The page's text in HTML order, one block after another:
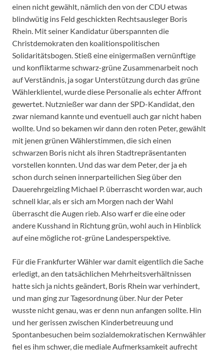
einen nicht gewählt, nämlich den von der CDU etwas
blindwütig ins Feld geschickten Rechtsausleger Boris
Rhein. Mit seiner Kandidatur überspannten die
Christdemokraten den koalitionspolitischen
Solidaritätsbogen. Stieß eine einigermaßen vernünftige
und konfliktarme schwarz-grüne Zusammenarbeit noch
auf Verständnis, ja sogar Unterstützung durch das grüne
Wählerklientel, wurde diese Personalie als echter Affront
gewertet. Nutznießer war dann der SPD-Kandidat, den
zwar niemand kannte und eventuell auch gar nicht haben
wollte. Und so bekamen wir dann den roten Peter, gewählt
mit jenen grünen Wählerstimmen, die sich einen
schwarzen Boris nicht als ihren Stadtrepräsentanten
vorstellen konnten. Und das war dem Peter, der ja eh
schon durch seinen innerparteilichen Sieg über den
Dauerehrgeizling Michael P. überrascht worden war, auch
schnell klar, als er sich am Morgen nach der Wahl
überrascht die Augen rieb. Also warf er die eine oder
andere Kusshand in Richtung grün, wohl auch in Hinblick
auf eine mögliche rot-grüne Landesperspektive.
Für die Frankfurter Wähler war damit eigentlich die Sache
erledigt, an den tatsächlichen Mehrheitsverhältnissen
hatte sich ja nichts geändert, Boris Rhein war verhindert,
und man ging zur Tagesordnung über. Nur der Peter
wusste nicht genau, was er denn nun anfangen sollte. Hin
und her gerissen zwischen Kinderbetreuung und
Spontanbesuchen beim sozialdemokratischen Kernwähler
fiel es ihm schwer, die mediale Aufmerksamkeit aufrecht